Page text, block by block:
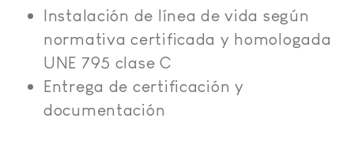
Instalación de línea de vida según
normativa certificada y homologada
UNE 795 clase C
Entrega de certificación y
documentación